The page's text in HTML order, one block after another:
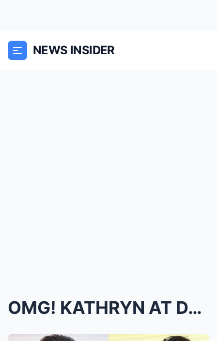
NEWS INSIDER
OMG! KATHRYN AT DANIEL BALIKAN NA! FANS HINDI MAKA...